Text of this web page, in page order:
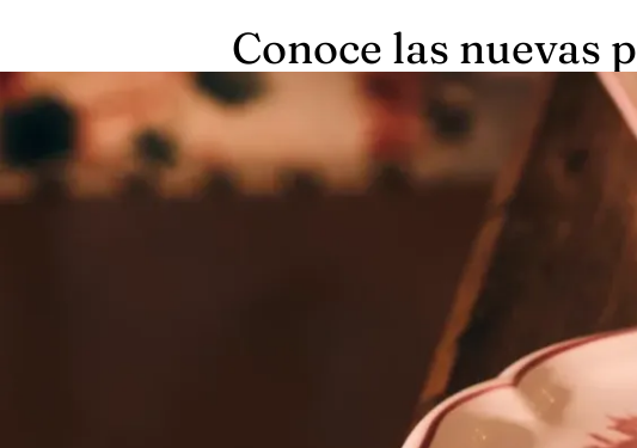
Conoce las nuevas